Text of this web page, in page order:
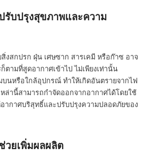
รับปรุงสุขภาพและความ
สิ่งสกปรก ฝุ่น เศษซาก สารเคมี หรือก๊าซ อาจ
ตามที่สูดอากาศเข้าไป ไม่เพียงเท่านั้น
นหรือใกล้อุปกรณ์ ทำให้เกิดอันตรายจากไฟ
ล่านี้สามารถกำจัดออกจากอากาศได้โดยใช้
อากาศบริสุทธิ์และปรับปรุงความปลอดภัยของ
วยเพิ่มผลผลิต